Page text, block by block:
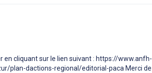
en cliquant sur le lien suivant : https://www.anfh-
plan-dactions-regional/editorial-paca Merci de